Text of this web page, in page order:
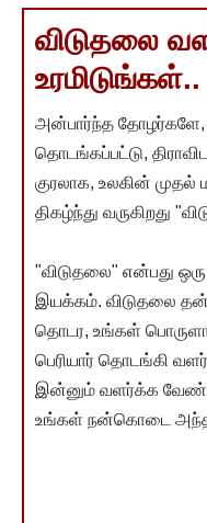
விடுதலை
உரமிடுங்கள்..
அன்பார்ந்த தோழர்களே,
தொடங்கப்பட்டு,
குரலாக, உலகின் முதல்
திகழ்ந்து வருகிறது
"விடுதலை" என்பது
இயக்கம். விடுதலை
தொடர, உங்கள்
பெரியார் தொடங்கி
இன்னும் வளர்க்க
உங்கள் நன்கொடை அந்த